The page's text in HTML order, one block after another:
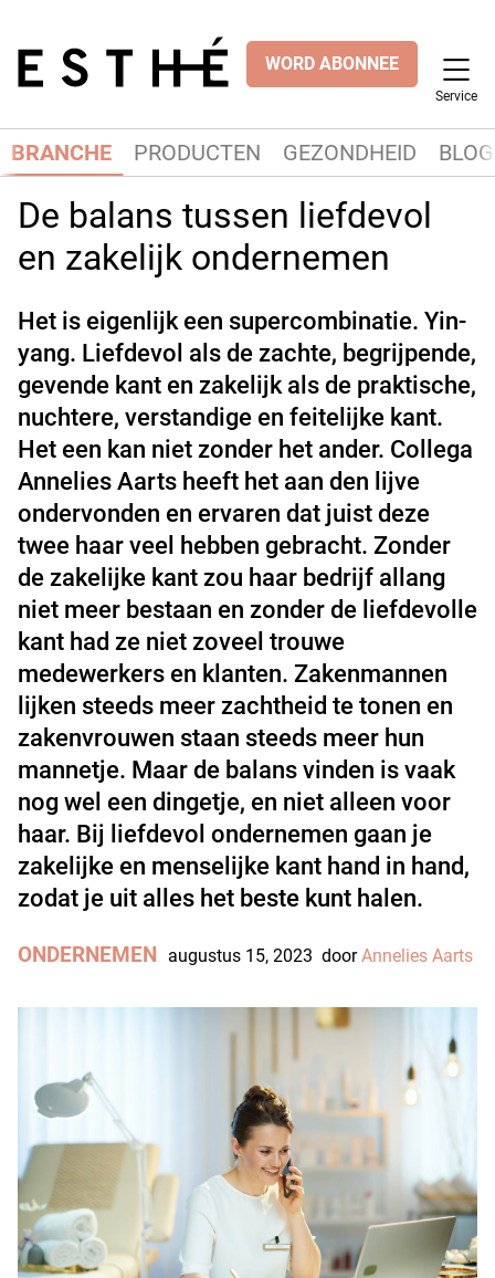
WORD ABONNEE
Service
BRANCHE PRODUCTEN GEZONDHEID
De balans tussen liefdevol
en zakelijk ondernemen
Het is eigenlijk een supercombinatie. Yin-
yang. Liefdevol als de zachte, begrijpende,
gevende kant en zakelijk als de praktische,
nuchtere, verstandige en feitelijke kant.
Het een kan niet zonder het ander. Collega
Annelies Aarts heeft het aan den lijve
ondervonden en ervaren dat juist deze
twee haar veel hebben gebracht. Zonder
de zakelijke kant zou haar bedrijf allang
niet meer bestaan en zonder de liefdevolle
kant had ze niet zoveel trouwe
medewerkers en klanten. Zakenmannen
lijken steeds meer zachtheid te tonen en
zakenvrouwen staan steeds meer hun
mannetje. Maar de balans vinden is vaak
nog wel een dingetje, en niet alleen voor
haar. Bij liefdevol ondernemen gaan je
zakelijke en menselijke kant hand in hand,
zodat je uit alles het beste kunt halen.
ONDERNEMEN augustus 15, 2023 doorAnnelies Aarts